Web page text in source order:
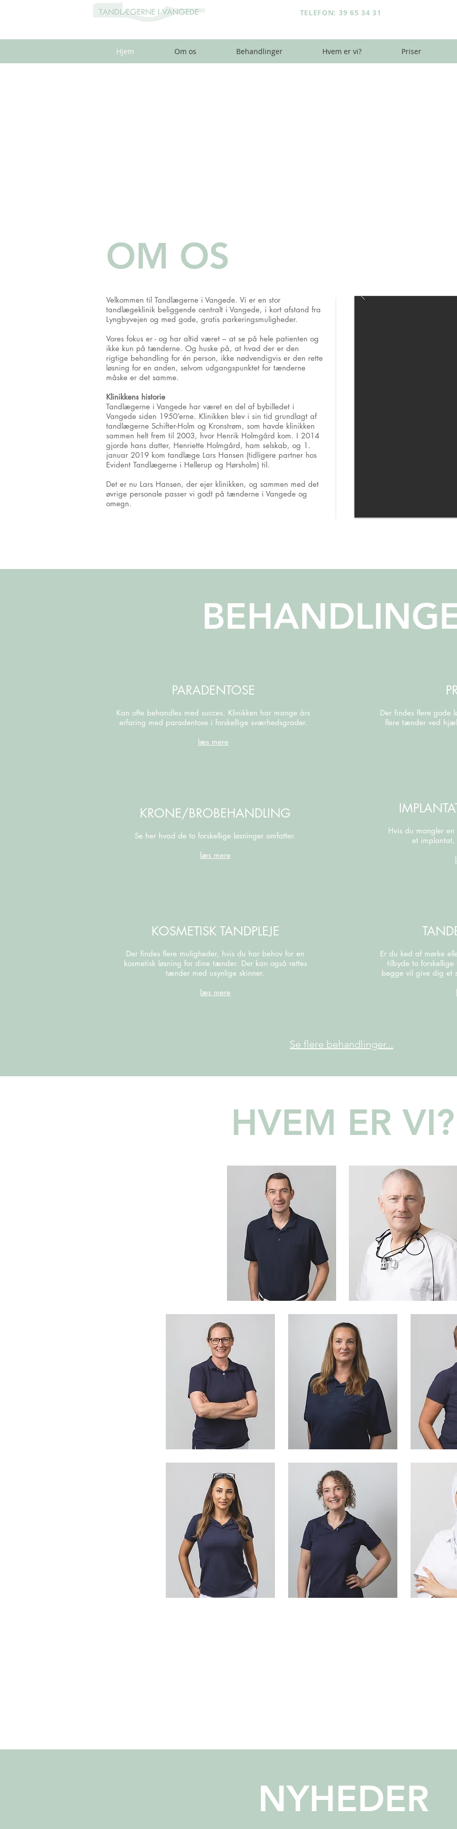
TELEFON: 39 65 34 31
Hjem Om os Behandlinger Hvem er vi? Priser
OM OS
Velkommen til Tandlægerne i Vangede. Vi er en stor
tandlægeklinik beliggende centralt i Vangede, i kort afstand fra
Lyngbyvejen og med gode, gratis parkeringsmuligheder.
Vores fokus er - og har altid været – at se på hele patienten og
ikke kun på tænderne. Og huske på, at hvad der er den
rigtige behandling for én person, ikke nødvendigvis er den rette
løsning for en anden, selvom udgangspunktet for tænderne
måske er det samme.
Klinikkens historie
Tandlægerne i Vangede har været en del af bybilledet i
Vangede siden 1950’erne. Klinikken blev i sin tid grundlagt af
tandlægerne Schifter-Holm og Kronstrøm, som havde klinikken
sammen helt frem til 2003, hvor Henrik Holmgård kom. I 2014
gjorde hans datter, Henriette Holmgård, ham selskab, og 1.
januar 2019 kom tandlæge Lars Hansen (tidligere partner hos
Evident Tandlægerne i Hellerup og Hørsholm) til.
Det er nu Lars Hansen, der ejer klinikken, og sammen med det
øvrige personale passer vi godt på tænderne i Vangede og
omegn.
PARADENTOSE
Kan ofte behandles med succes. Klinikken har mange års
erfaring med paradentose i forskellige sværhedsgrader.
læs mere
Der findes flere gode
flere tænder ved
KRONE/BROBEHANDLING
Se her hvad de to forskellige løsninger omfatter.
læs mere
Hvis du mangler
et
KOSMETISK TANDPLEJE
Der findes flere muligheder, hvis du har behov for en
kosmetisk løsning for dine tænder. Der kan også rettes
tænder med usynlige skinner.
læs mere
Er du ked af mørke
tilbyde to
begge vil give dig et
Se flere behandlinger...
HVEM ER VI?
NYHEDER